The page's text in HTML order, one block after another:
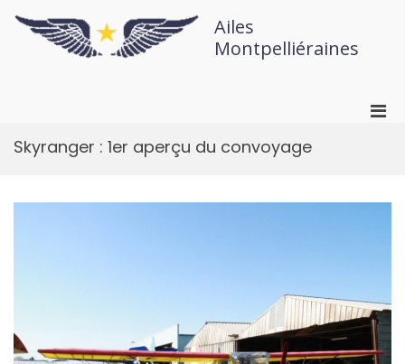
Ailes
Montpelliéraines
Skyranger : 1er aperçu du convoyage